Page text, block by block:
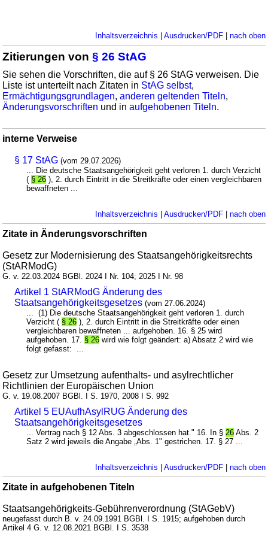
Inhaltsverzeichnis | Ausdrucken/PDF| nach oben
Zitierungen von§ 26 StAG
Sie sehen die Vorschriften, die auf § 26 StAG verweisen. Die
Liste ist unterteilt nach Zitaten in StAG selbst,
Ermächtigungsgrundlagen,anderen geltenden Titeln,
Änderungsvorschriften und inaufgehobenen Titeln.
interne Verweise
§ 17 StAG (vom 29.07.2026)
... Die deutsche Staatsangehörigkeit geht verloren 1. durch Verzicht
( § 26 ), 2. durch Eintritt in die Streitkräfte oder einen vergleichbaren
bewaffneten ...
Inhaltsverzeichnis | Ausdrucken/PDF| nach oben
Zitate in Änderungsvorschriften
Gesetz zur Modernisierung des Staatsangehörigkeitsrechts
(StARModG)
G. v. 22.03.2024 BGBl. 2024 I Nr. 104; 2025 I Nr. 98
Artikel 1 StARModG Änderung des
Staatsangehörigkeitsgesetzes (vom 27.06.2024)
... (1) Die deutsche Staatsangehörigkeit geht verloren 1. durch
Verzicht ( § 26 ), 2. durch Eintritt in die Streitkräfte oder einen
vergleichbaren bewaffneten ... aufgehoben. 16. § 25 wird
aufgehoben. 17. § 26 wird wie folgt geändert: a) Absatz 2 wird wie
folgt gefasst: ...
Gesetz zur Umsetzung aufenthalts- und asylrechtlicher
Richtlinien der Europäischen Union
G. v. 19.08.2007 BGBl. I S. 1970, 2008 I S. 992
Artikel 5 EUAufhAsylRUG Änderung des
Staatsangehörigkeitsgesetzes
... Vertrag nach § 12 Abs. 3 abgeschlossen hat." 16. In § 26 Abs. 2
Satz 2 wird jeweils die Angabe „Abs. 1" gestrichen. 17. § 27 ...
Inhaltsverzeichnis | Ausdrucken/PDF| nach oben
Zitate in aufgehobenen Titeln
Staatsangehörigkeits-Gebührenverordnung (StAGebV)
neugefasst durch B. v. 24.09.1991 BGBl. I S. 1915; aufgehoben durch
Artikel 4 G. v. 12.08.2021 BGBl. I S. 3538